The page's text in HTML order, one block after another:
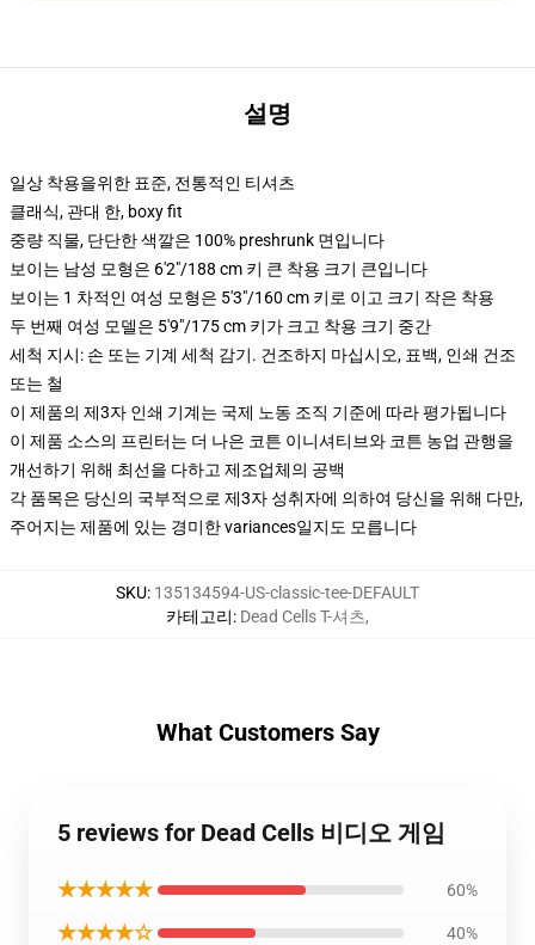
설명
일상 착용을위한 표준, 전통적인 티셔츠
클래식, 관대 한, boxy fit
중량 직물, 단단한 색깔은 100% preshrunk 면입니다
보이는 남성 모형은 6'2"/188 cm 키 큰 착용 크기 큰입니다
보이는 1 차적인 여성 모형은 5'3"/160 cm 키로 이고 크기 작은 착용
두 번째 여성 모델은 5'9"/175 cm 키가 크고 착용 크기 중간
세척 지시: 손 또는 기계 세척 감기. 건조하지 마십시오, 표백, 인쇄 건조
또는 철
이 제품의 제3자 인쇄 기계는 국제 노동 조직 기준에 따라 평가됩니다
이 제품 소스의 프린터는 더 나은 코튼 이니셔티브와 코튼 농업 관행을
개선하기 위해 최선을 다하고 제조업체의 공백
각 품목은 당신의 국부적으로 제3자 성취자에 의하여 당신을 위해 다만,
주어지는 제품에 있는 경미한 variances일지도 모릅니다
SKU: 135134594-US-classic-tee-DEFAULT
카테고리: Dead Cells T-셔츠,
What Customers Say
5 reviews for Dead Cells 비디오 게임
★★★★★ 60%
★★★★☆ 40%